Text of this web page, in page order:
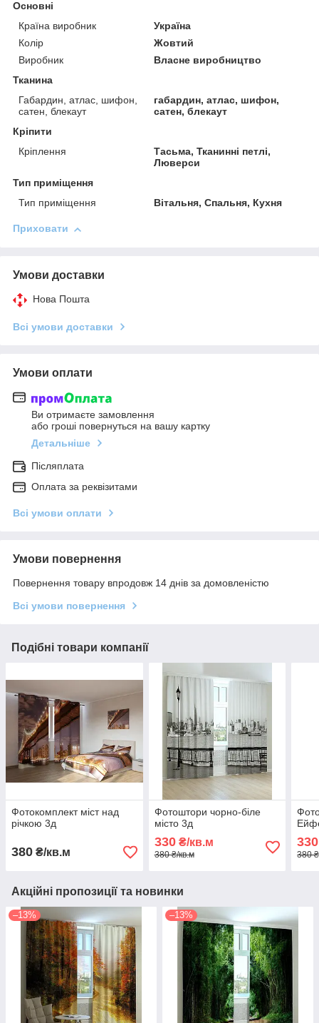
Основні
Країна виробник
Україна
Колір
Жовтий
Виробник
Власне виробництво
Тканина
Габардин, атлас, шифон,
сатен, блекаут
габардин, атлас, шифон,
сатен, блекаут
Кріпити
Кріплення
Тасьма, Тканинні петлі,
Люверси
Тип приміщення
Тип приміщення
Вітальня, Спальня, Кухня
Приховати
Умови доставки
Нова Пошта
Всі умови доставки
Умови оплати
Ви отримаєте замовлення
або гроші повернуться на вашу картку
Детальніше
Післяплата
Оплата за реквізитами
Всі умови оплати
Умови повернення
Повернення товару впродовж 14 днів за домовленістю
Всі умови повернення
Подібні товари компанії
Фотокомплект міст над
річкою 3д
380 ₴/кв.м
Фотоштори чорно-біле
місто 3д
330₴/кв.м
380 ₴/кв.м
330
380
Акційні пропозиції та новинки
–13% –13%